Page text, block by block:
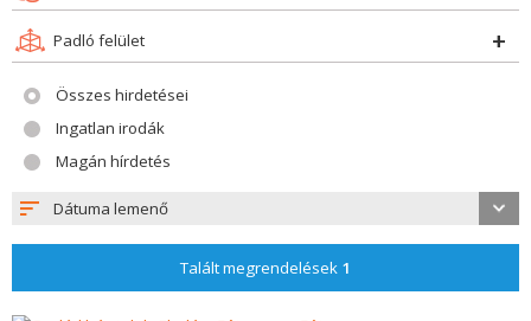
Padló felület
Összes hirdetései
Ingatlan irodák
Magán hírdetés
Dátuma lemenő
Talált megrendelések 1